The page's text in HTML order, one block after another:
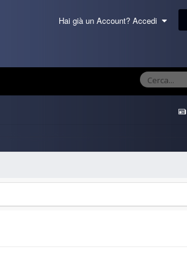
Hai già un Account? Accedi